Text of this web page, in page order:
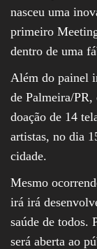
nasceu uma
primeiro
dentro de uma
Além do painel
de Palmeira/PR,
doação de 14
artistas, no dia
cidade.
Mesmo
irá irá
saúde de todos.
será aberta ao